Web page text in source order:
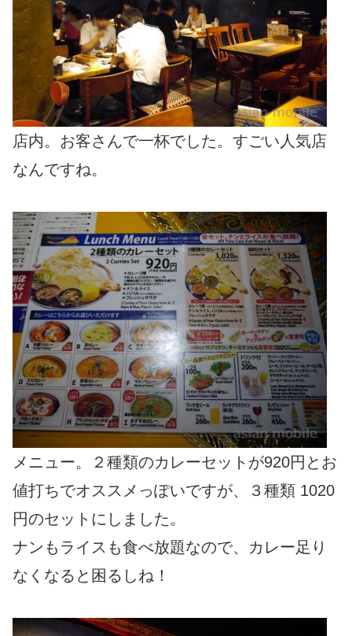
店内。お客さんで一杯でした。すごい人気店
なんですね。
メニュー。２種類のカレーセットが920円とお
値打ちでオススメっぽいですが、３種類 1020
円のセットにしました。
ナンもライスも食べ放題なので、カレー足り
なくなると困るしね！